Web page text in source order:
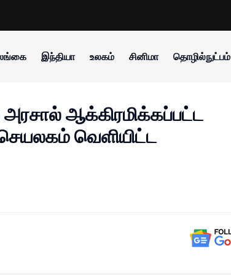
இந்தியா உலகம் சினிமா தொழில்நுட்பம்
அரசால் ஆக்கிரமிக்கப்பட்ட
வெளியிட்ட